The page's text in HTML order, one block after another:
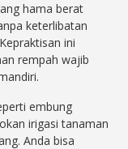
hama berat
keterlibatan
ini
rempah wajib
embung
irigasi tanaman
Anda bisa